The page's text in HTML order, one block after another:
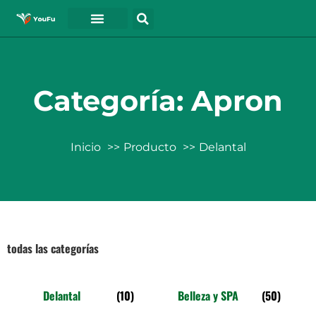
Categoría: Apron
Inicio Producto Delantal
todas las categorías
Delantal (10) Belleza y SPA (50)